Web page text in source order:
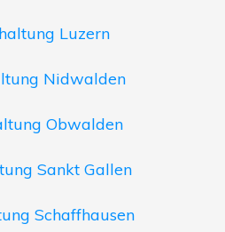
Luzern
Nidwalden
Obwalden
Sankt Gallen
Schaffhausen